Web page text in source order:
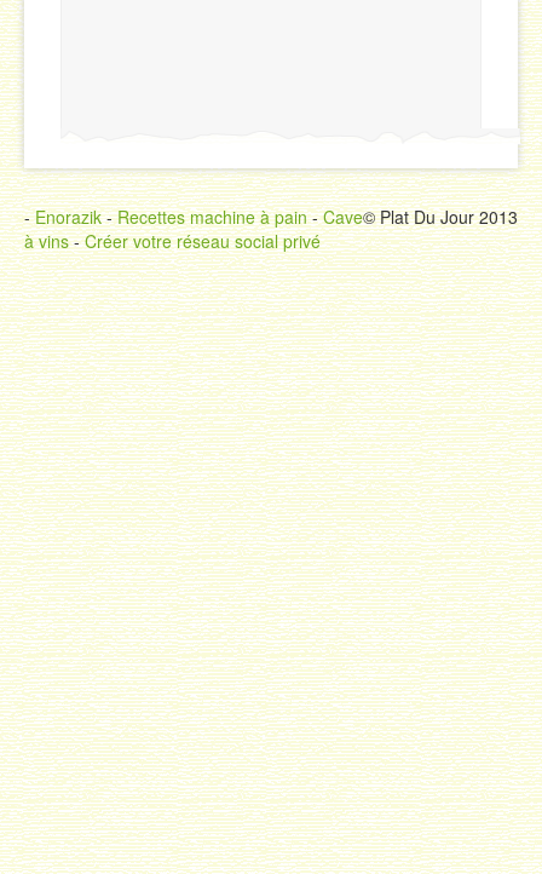
© Plat Du Jour 2013
-Enorazik-Recettes machine à pain-Cave
à vins-Créer votre réseau social privé